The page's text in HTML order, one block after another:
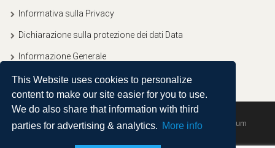
This Website uses cookies to personalize
content to make our site easier for you to use.
We do also share that information with third
parties for advertising & analytics. More info
Informativa sulla Privacy
Dichiarazione sulla protezione dei dati Data
Informazione Generale
Copyright © 2020, Ullitravel |Sitemap| Powered by Agendum